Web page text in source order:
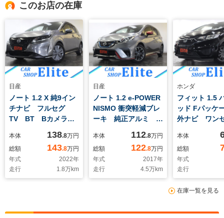
このお店の在庫
日産
ノート 1.2 X 純9イン
チナビ フルセグ
TV BT Bカメラ
衝突軽減 LEDヘッド
ライト&フォグ 電子
パーキング オートホ
ールド ステリモ
スマートキー オート
本体 138.8万円
総額
143.8万円
年式
2022年
走行
1.8万km
日産
ノート 1.2 e-POWER
NISMO 衝突軽減ブレ
ーキ 純正アルミ
ォグ 社外USBオー
ディオ ETC スマー
トキー オートエアコ
ン
本体 112.8万円
総額
122.8万円
年式
2017年
走行
4.5万km
ホンダ
フィット 1.5
ッド Fパッケ
外ナビ ワン
ラ ETC 社
ルミ スマー
オートエアコ
イバシーガラ
バイザー
本体
総額
年式
走行
在庫一覧を見る